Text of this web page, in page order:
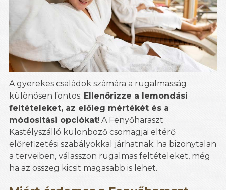
A gyerekes családok számára a rugalmasság
különösen fontos. Ellenőrizze a lemondási
feltételeket, az előleg mértékét és a
módosítási opciókat! A Fenyőharaszt
Kastélyszálló különböző csomagjai eltérő
előrefizetési szabályokkal járhatnak; ha bizonytalan
a terveiben, válasszon rugalmas feltételeket, még
ha az összeg kicsit magasabb is lehet.